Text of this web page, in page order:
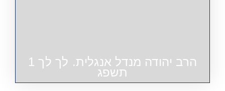
הרב יהודה מנדל אנגלית. לך לך 1
תשפג